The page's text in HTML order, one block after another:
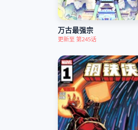
万古最强宗
更新至 第245话